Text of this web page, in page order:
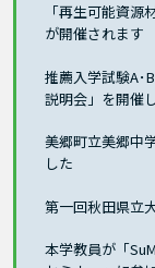
「再生可能資
が開催されます
推薦入学試験A･
説明会」を開催
美郷町立美郷中
した
第一回秋田県立
本学教員が「